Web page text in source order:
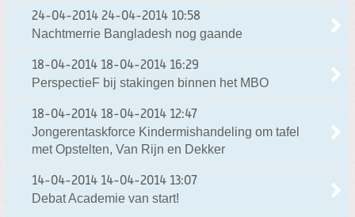
24-04-2014 24-04-2014 10:58
Nachtmerrie Bangladesh nog gaande
18-04-2014 18-04-2014 16:29
PerspectieF bij stakingen binnen het MBO
18-04-2014 18-04-2014 12:47
Jongerentaskforce Kindermishandeling om tafel
met Opstelten, Van Rijn en Dekker
14-04-2014 14-04-2014 13:07
Debat Academie van start!